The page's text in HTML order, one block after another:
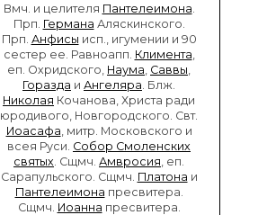
Вмч. и целителя Пантелеимона
Прп. Германа Аляскинского.
Прп. Анфисы исп., игумении и 90
сестер ее. Равноапп. Климента
еп. Охридского, Наума Саввы
Горазда и Ангеляра . Блж.
Николая Кочанова, Христа ради
юродивого, Новгородского. Свт.
Иоасафа , митр. Московского и
всея Руси. Собор Смоленских
святых . Сщмч. Амвросия , еп.
Сарапульского. Сщмч. Платона и
Пантелеимона пресвитера.
Сщмч. Иоанна пресвитера.